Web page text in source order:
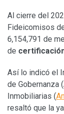
Al cierre del
Fideicomisos
6,154,791 de
de
Así lo indicó el
de Gobernanza
Inmobiliarias (
resaltó que la